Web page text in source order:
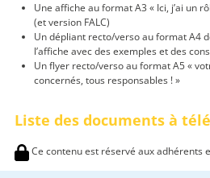
Une affiche au format A3 « Ici, j’ai un
(et version FALC)
Un dépliant recto/verso au format A4
l’affiche avec des exemples et des
Un flyer recto/verso au format A5 «
concernés, tous responsables ! »
Liste des documents à
Ce contenu est réservé aux adhérents